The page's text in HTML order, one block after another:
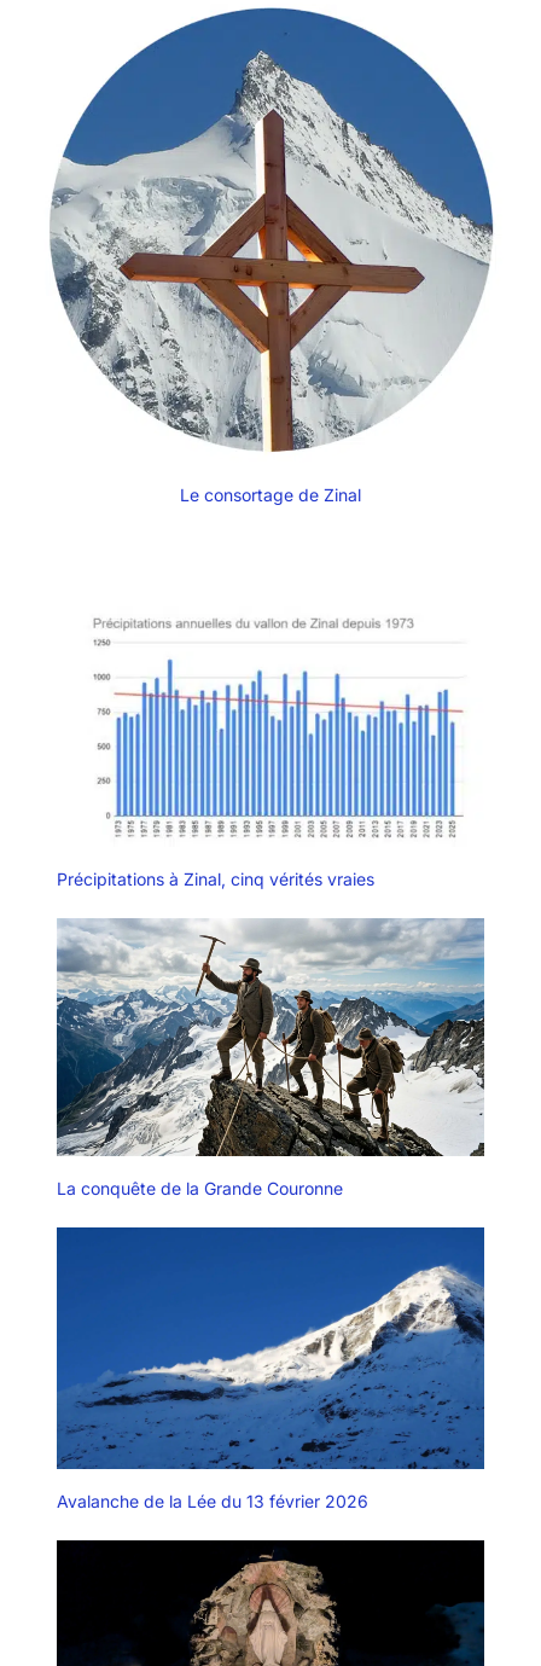
Le consortage de Zinal
Précipitations à Zinal, cinq vérités vraies
La conquête de la Grande Couronne
Avalanche de la Lée du 13 février 2026